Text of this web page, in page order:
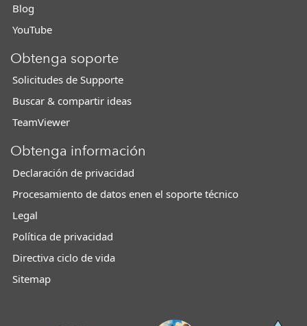
Blog
YouTube
Obtenga soporte
Solicitudes de Supporte
Buscar & compartir ideas
TeamViewer
Obtenga información
Declaración de privacidad
Procesamiento de datos enen el soporte técnico
Legal
Política de privacidad
Directiva ciclo de vida
Sitemap